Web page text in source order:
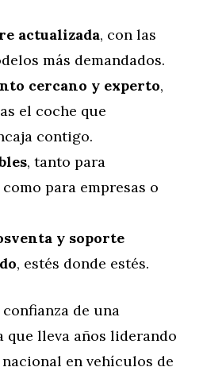
actualizada, con las
más demandados.
cercano y experto,
el coche que
contigo.
, tanto para
para empresas o
y soporte
, estés donde estés.
de una
que lleva años liderando
en vehículos de